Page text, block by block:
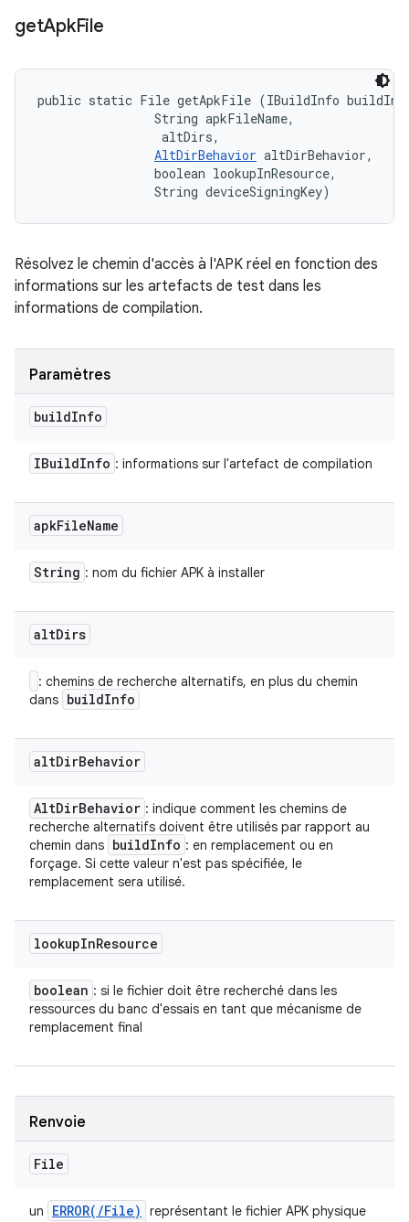
getApkFile
public static File getApkFile (IBuildInfo
                String apkFileName,
altDirs,
AltDirBehavior altDirBehavior,
                boolean lookupInResource,
                String deviceSigningKey)
Résolvez le chemin d'accès à l'APK réel en fonction des
informations sur les artefacts de test dans les
informations de compilation.
Paramètres
buildInfo
IBuildInfo : informations sur l'artefact de compilation
apkFileName
String : nom du fichier APK à installer
altDirs
: chemins de recherche alternatifs, en plus du chemin
dans buildInfo
altDirBehavior
AltDirBehavior : indique comment les chemins de
recherche alternatifs doivent être utilisés par rapport au
chemin dans buildInfo : en remplacement ou en
forçage. Si cette valeur n'est pas spécifiée, le
remplacement sera utilisé.
lookupInResource
boolean : si le fichier doit être recherché dans les
ressources du banc d'essais en tant que mécanisme de
remplacement final
Renvoie
File
un ERROR( /File)
représentant le fichier APK physique